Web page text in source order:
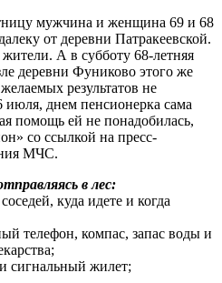
мужчина и женщина 69 и 68
от деревни Патракеевской.
А в субботу 68-летняя
деревни Фуниково этого же
результатов не
июля, днем пенсионерка сама
помощь ей не понадобилась,
со ссылкой на пресс-
МЧС.
в лес:
куда идете и когда
телефон, компас, запас воды и
сигнальный жилет;